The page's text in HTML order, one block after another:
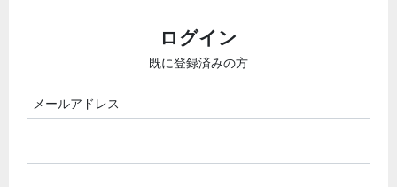
ログイン
既に登録済みの方
メールアドレス